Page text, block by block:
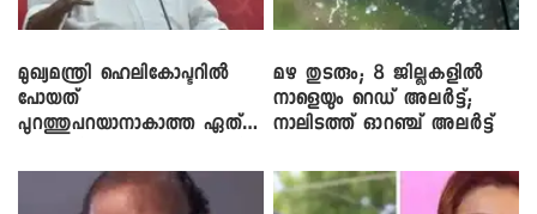
മുഖ്യമന്ത്രി ഹെലികോപ്ടറിൽ
പോയത്
പുറത്തുപറയാനാകാത്ത ഏത്
മഴ തുടരും; 8 ജില്ലകളിൽ
നാളെയും റെഡ് അലർട്ട്;
നാലിടത്ത് ഓറഞ്ച് അലർട്ട്